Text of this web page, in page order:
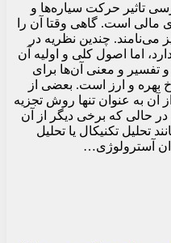
تاثیر حرکت سیاره‌ها و
مالی است. گاهی وقتا آن را
می‌نامند. چندین نظریه در
اما اصول کلی و اولیه آن
تفسیر و معنی آن‌ها برای
بهره و ارز است. بعضی از
آن به عنوان تنها روش تجزیه
در حالی که برخی دیگر از آن
تحلیل تکنیکال یا تحلیل
آسترولوژی…